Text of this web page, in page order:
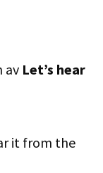
av Let’s hear
it from the